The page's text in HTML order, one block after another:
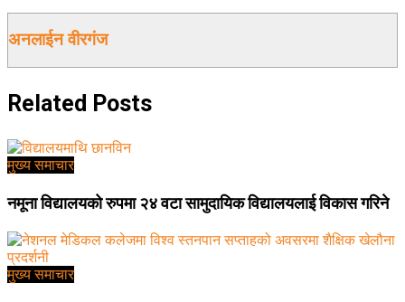
अनलाईन वीरगंज
Related Posts
मुख्य समाचार
नमूना विद्यालयको रुपमा २४ वटा सामुदायिक विद्यालयलाई विकास गरिने
मुख्य समाचार